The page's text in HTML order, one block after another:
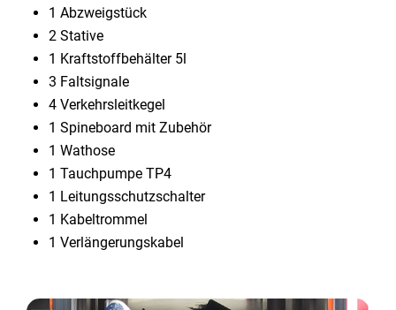
1 Abzweigstück
2 Stative
1 Kraftstoffbehälter 5l
3 Faltsignale
4 Verkehrsleitkegel
1 Spineboard mit Zubehör
1 Wathose
1 Tauchpumpe TP4
1 Leitungsschutzschalter
1 Kabeltrommel
1 Verlängerungskabel